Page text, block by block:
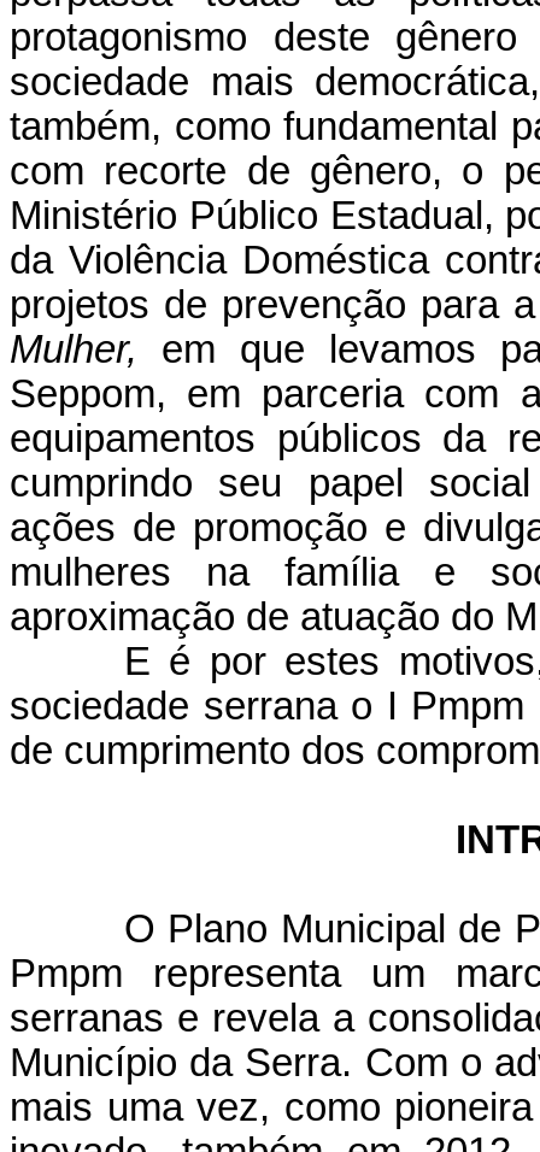
protagonismo deste
sociedade mais
também, como fundamental
com recorte de gênero, o
Ministério Público Estadual,
da Violência Doméstica
projetos de prevenção para
Mulher, em que levamos
Seppom, em parceria com
equipamentos públicos da
cumprindo seu papel
ações de promoção e
mulheres na família e
aproximação de atuação do
E é por estes
sociedade serrana o I
de cumprimento dos
O Plano Municipal de
Pmpm representa um
serranas e revela a
Município da Serra. Com o
mais uma vez, como